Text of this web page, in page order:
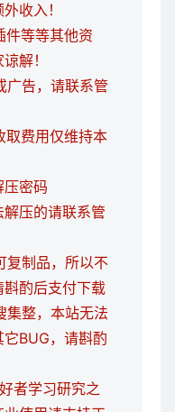
收入！
件等等其他资
解！
广告，请联系管
取费用仅维持本
压密码
压的请联系管
复制品，所以不
酌后支付下载
集整，本站无法
BUG，请斟酌
者学习研究之